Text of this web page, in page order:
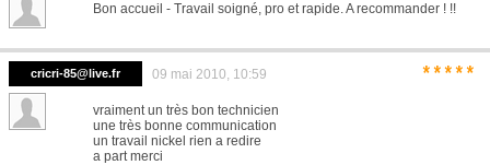
Bon accueil - Travail soigné, pro et rapide. A recommander ! !!
cricri-85@live.fr 09 mai 2010, 10:59 *****
vraiment un très bon technicien
une très bonne communication
un travail nickel rien a redire
a part merci